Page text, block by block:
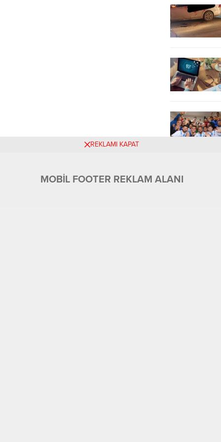
REKLAMI KAPAT
MOBİL FOOTER REKLAM ALANI